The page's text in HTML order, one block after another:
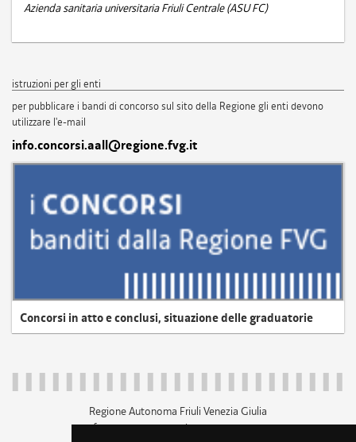
Azienda sanitaria universitaria Friuli Centrale (ASU FC)
istruzioni per gli enti
per pubblicare i bandi di concorso sul sito della Regione gli enti devono
utilizzare l'e-mail
info.concorsi.aall@regione.fvg.it
Concorsi in atto e conclusi, situazione delle graduatorie
Regione Autonoma Friuli Venezia Giulia
c.f. 80014930327; p.iva 00526040324